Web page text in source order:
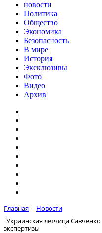
новости
Политика
Общество
Экономика
Безопасность
В мире
История
Эксклюзивы
Фото
Видео
Архив
Главная
Новости
Украинская летчица
экспертизы